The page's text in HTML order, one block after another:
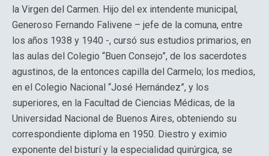
la Virgen del Carmen. Hijo del ex intendente municipal,
Generoso Fernando Falivene – jefe de la comuna, entre
los años 1938 y 1940 -, cursó sus estudios primarios, en
las aulas del Colegio “Buen Consejo”, de los sacerdotes
agustinos, de la entonces capilla del Carmelo; los medios,
en el Colegio Nacional “José Hernández”, y los
superiores, en la Facultad de Ciencias Médicas, de la
Universidad Nacional de Buenos Aires, obteniendo su
correspondiente diploma en 1950. Diestro y eximio
exponente del bisturí y la especialidad quirúrgica, se